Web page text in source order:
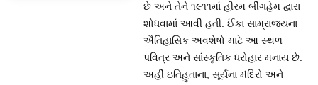
છે અને તેને ૧૯૧૧માં હીરમ બીંગહેમ દ્વારા
શોધવામાં આવી હતી. ઈંકા સામ્રાજ્યના
ઐતિહાસિક અવશેષો માટે આ સ્થળ
પવિત્ર અને સાંસ્કૃતિક ધરોહાર મનાય છે.
અહીં ઇતિહુતાના, સૂર્યના મંદિરો અને